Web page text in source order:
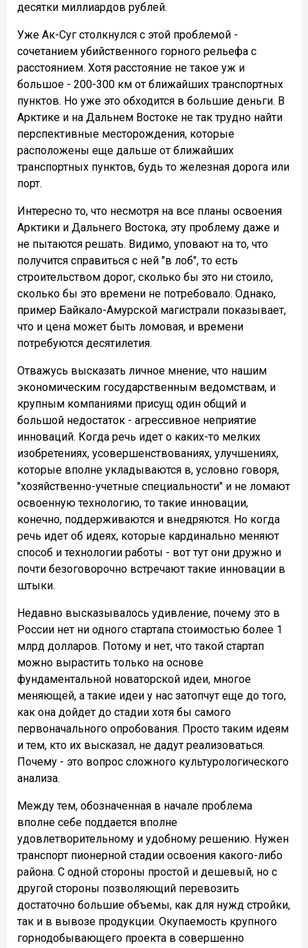
десятки миллиардов рублей.
Уже Ак-Суг столкнулся с этой проблемой -
сочетанием убийственного горного рельефа с
расстоянием. Хотя расстояние не такое уж и
большое - 200-300 км от ближайших транспортных
пунктов. Но уже это обходится в большие деньги. В
Арктике и на Дальнем Востоке не так трудно найти
перспективные месторождения, которые
расположены еще дальше от ближайших
транспортных пунктов, будь то железная дорога или
порт.
Интересно то, что несмотря на все планы освоения
Арктики и Дальнего Востока, эту проблему даже и
не пытаются решать. Видимо, уповают на то, что
получится справиться с ней "в лоб", то есть
строительством дорог, сколько бы это ни стоило,
сколько бы это времени не потребовало. Однако,
пример Байкало-Амурской магистрали показывает,
что и цена может быть ломовая, и времени
потребуются десятилетия.
Отважусь высказать личное мнение, что нашим
экономическим государственным ведомствам, и
крупным компаниями присущ один общий и
большой недостаток - агрессивное неприятие
инноваций. Когда речь идет о каких-то мелких
изобретениях, усовершенствованиях, улучшениях,
которые вполне укладываются в, условно говоря,
"хозяйственно-учетные специальности" и не ломают
освоенную технологию, то такие инновации,
конечно, поддерживаются и внедряются. Но когда
речь идет об идеях, которые кардинально меняют
способ и технологии работы - вот тут они дружно и
почти безоговорочно встречают такие инновации в
штыки.
Недавно высказывалось удивление, почему это в
России нет ни одного стартапа стоимостью более 1
млрд долларов. Потому и нет, что такой стартап
можно вырастить только на основе
фундаментальной новаторской идеи, многое
меняющей, а такие идеи у нас затопчут еще до того,
как она дойдет до стадии хотя бы самого
первоначального опробования. Просто таким идеям
и тем, кто их высказал, не дадут реализоваться.
Почему - это вопрос сложного культурологического
анализа.
Между тем, обозначенная в начале проблема
вполне себе поддается вполне
удовлетворительному и удобному решению. Нужен
транспорт пионерной стадии освоения какого-либо
района. С одной стороны простой и дешевый, но с
другой стороны позволяющий перевозить
достаточно большие объемы, как для нужд стройки,
так и в вывозе продукции. Окупаемость крупного
горнодобывающего проекта в совершенно